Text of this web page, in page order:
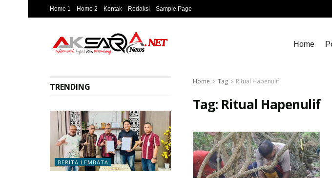
Home 1 Home 2 Kontak Redaksi Sample Page
Home
Home Tag Ritual Hapenulif
Tag: Ritual Hapenulif
TRENDING
BERITA LEMBATA